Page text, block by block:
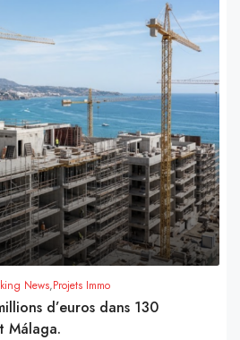
News,Projets Immo
d’euros dans 130
Málaga.